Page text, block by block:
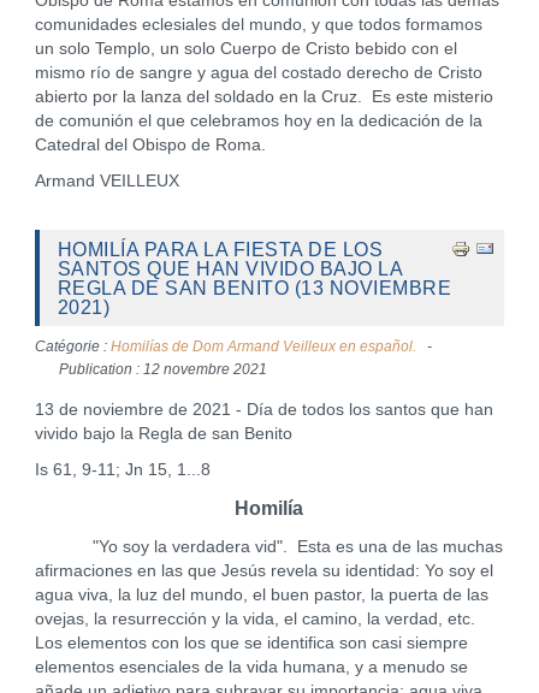
comunidades eclesiales del mundo, y que todos formamos
un solo Templo, un solo Cuerpo de Cristo bebido con el
mismo río de sangre y agua del costado derecho de Cristo
abierto por la lanza del soldado en la Cruz. Es este misterio
de comunión el que celebramos hoy en la dedicación de la
Catedral del Obispo de Roma.
Armand VEILLEUX
HOMILÍA PARA LA FIESTA DE LOS
SANTOS QUE HAN VIVIDO BAJO LA
REGLA DE SAN BENITO (13 NOVIEMBRE
2021)
Catégorie : Homilías de Dom Armand Veilleux en español.
Publication : 12 novembre 2021
13 de noviembre de 2021 - Día de todos los santos que han
vivido bajo la Regla de san Benito
Is 61, 9-11; Jn 15, 1...8
Homilía
"Yo soy la verdadera vid". Esta es una de las muchas
afirmaciones en las que Jesús revela su identidad: Yo soy el
agua viva, la luz del mundo, el buen pastor, la puerta de las
ovejas, la resurrección y la vida, el camino, la verdad, etc.
Los elementos con los que se identifica son casi siempre
elementos esenciales de la vida humana, y a menudo se